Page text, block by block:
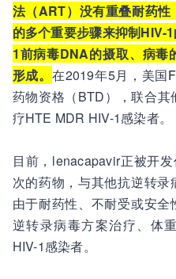
法（ART）没有重叠耐药
的多个重要步骤来抑制HIV-
1前病毒DNA的摄取、病毒
形成。 在2019年5月，美国
药物资格（BTD），联合
疗HTE MDR HIV-1感染者。
目前，lenacapavir正被开
次的药物，与其他抗逆转
由于耐药性、不耐受或安
逆转录病毒方案治疗、体
HIV-1感染者。